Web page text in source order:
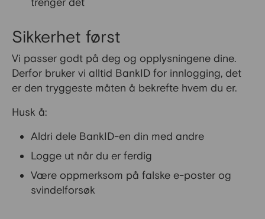
Sikkerhet først
Vi passer godt på deg og opplysningene dine.
Derfor bruker vi alltid BankID for innlogging, det
er den tryggeste måten å bekrefte hvem du er.
Husk å:
Aldri dele BankID-en din med andre
Logge ut når du er ferdig
Være oppmerksom på falske e-poster og
svindelforsøk